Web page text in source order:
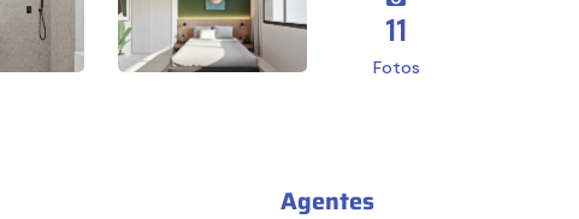
11
Fotos
Agentes